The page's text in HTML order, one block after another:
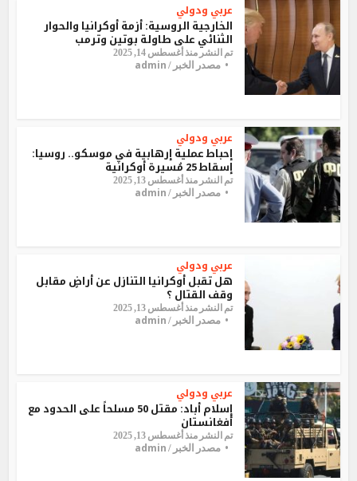
عربي ودولي
الخارجية الروسية: أزمة أوكرانيا والحوار
الثنائي على طاولة بوتين وترمب
تم النشر منذ أغسطس 14, 2025
مصدر الخبر / admin
عربي ودولي
إحباط عملية إرهابية في موسكو.. روسيا:
إسقاط 25 مُسيرة أوكرانية
تم النشر منذ أغسطس 13, 2025
مصدر الخبر / admin
عربي ودولي
هل تقبل أوكرانيا التنازل عن أراضٍ مقابل
وقف القتال ؟
تم النشر منذ أغسطس 13, 2025
مصدر الخبر / admin
عربي ودولي
إسلام أباد: مقتل 50 مسلحاً على الحدود مع
أفغانستان
تم النشر منذ أغسطس 13, 2025
مصدر الخبر / admin